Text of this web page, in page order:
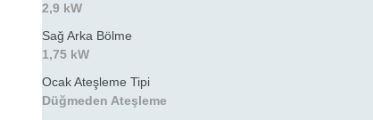
2,9 kW
Sağ Arka Bölme
1,75 kW
Ocak Ateşleme Tipi
Düğmeden Ateşleme